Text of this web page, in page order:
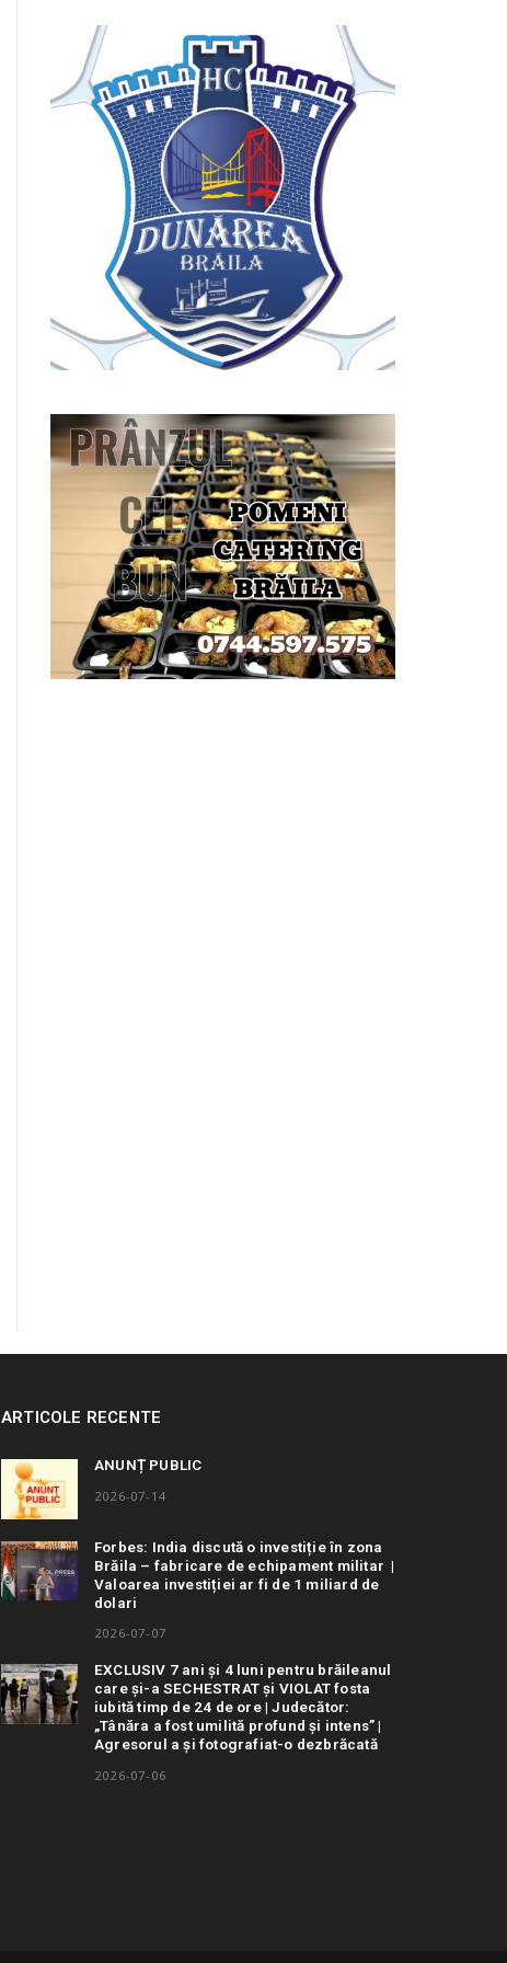
ARTICOLE RECENTE
ANUNȚ PUBLIC
2026-07-14
Forbes: India discută o investiție în zona
Brăila – fabricare de echipament militar |
Valoarea investiției ar fi de 1 miliard de
dolari
2026-07-07
EXCLUSIV 7 ani și 4 luni pentru brăileanul
care și-a SECHESTRAT și VIOLAT fosta
iubită timp de 24 de ore | Judecător:
„Tânăra a fost umilită profund și intens” |
Agresorul a și fotografiat-o dezbrăcată
2026-07-06